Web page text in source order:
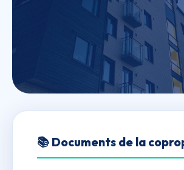
COPROPRIETE
51
📚 Documents de la